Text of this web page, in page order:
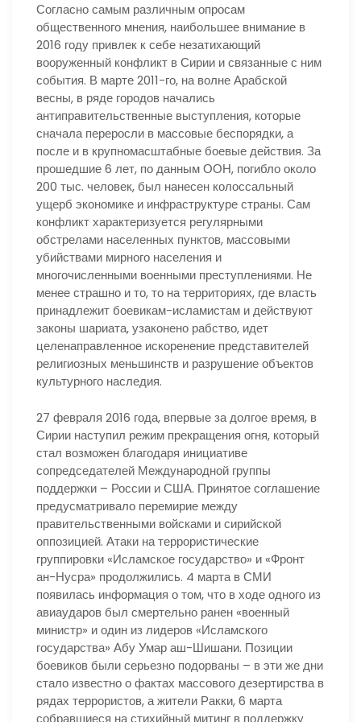
Согласно самым различным опросам
общественного мнения, наибольшее внимание в
2016 году привлек к себе незатихающий
вооруженный конфликт в Сирии и связанные с ним
события. В марте 2011-го, на волне Арабской
весны, в ряде городов начались
антиправительственные выступления, которые
сначала переросли в массовые беспорядки, а
после и в крупномасштабные боевые действия. За
прошедшие 6 лет, по данным ООН, погибло около
200 тыс. человек, был нанесен колоссальный
ущерб экономике и инфраструктуре страны. Сам
конфликт характеризуется регулярными
обстрелами населенных пунктов, массовыми
убийствами мирного населения и
многочисленными военными преступлениями. Не
менее страшно и то, то на территориях, где власть
принадлежит боевикам-исламистам и действуют
законы шариата, узаконено рабство, идет
целенаправленное искоренение представителей
религиозных меньшинств и разрушение объектов
культурного наследия.
27 февраля 2016 года, впервые за долгое время, в
Сирии наступил режим прекращения огня, который
стал возможен благодаря инициативе
сопредседателей Международной группы
поддержки – России и США. Принятое соглашение
предусматривало перемирие между
правительственными войсками и сирийской
оппозицией. Атаки на террористические
группировки «Исламское государство» и «Фронт
ан-Нусра» продолжились. 4 марта в СМИ
появилась информация о том, что в ходе одного из
авиаударов был смертельно ранен «военный
министр» и один из лидеров «Исламского
государства» Абу Умар аш-Шишани. Позиции
боевиков были серьезно подорваны – в эти же дни
стало известно о фактах массового дезертирства в
рядах террористов, а жители Ракки, 6 марта
собравшиеся на стихийный митинг в поддержку